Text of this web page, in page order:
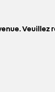
Veuillez